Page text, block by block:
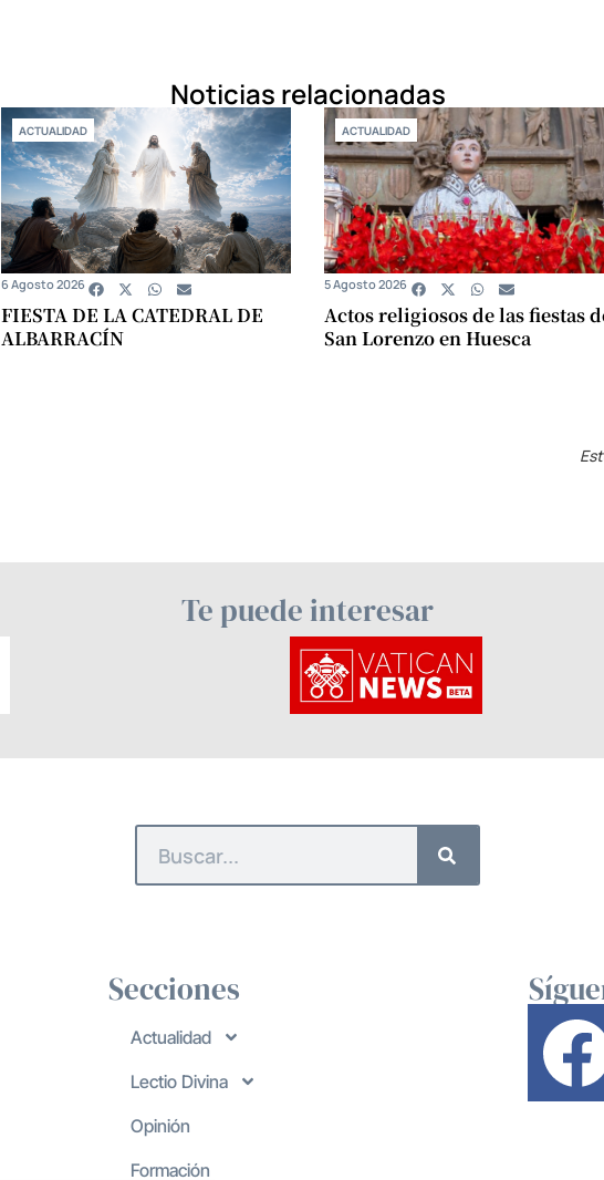
Noticias relacionadas
ACTUALIDAD
FIESTA DE LA CATEDRAL DE
ALBARRACÍN
6 Agosto 2026
ACTUALIDAD
Actos religiosos de las fiestas
San Lorenzo en Huesca
5 Agosto 2026
Te puede interesar
Secciones
Actualidad
Lectio Divina
Opinión
Formación